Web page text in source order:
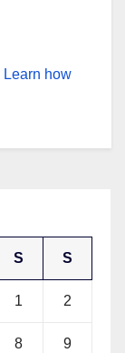
Learn how
S S
1 2
8 9